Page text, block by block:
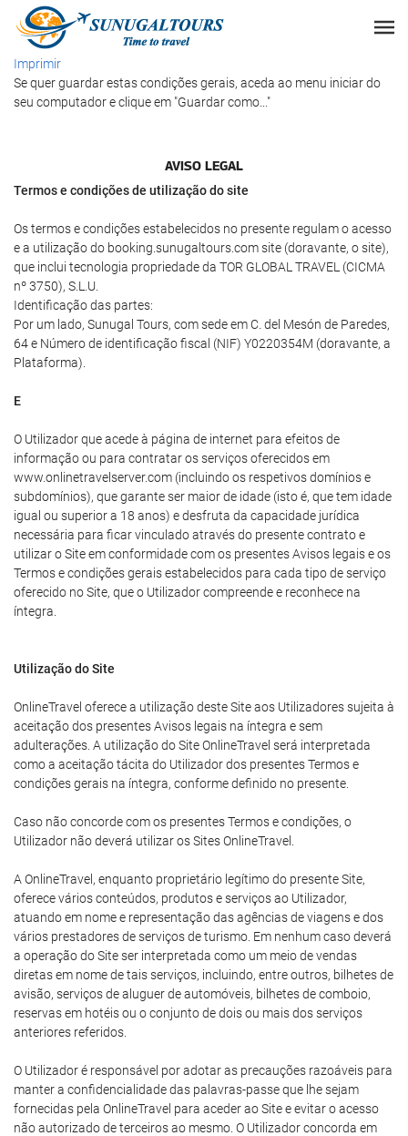
Imprimir
Se quer guardar estas condições gerais, aceda ao menu iniciar do
seu computador e clique em "Guardar como..."
AVISO LEGAL
Termos e condições de utilização do site
Os termos e condições estabelecidos no presente regulam o acesso
e a utilização do booking.sunugaltours.com site (doravante, o site),
que inclui tecnologia propriedade da TOR GLOBAL TRAVEL (CICMA
nº 3750), S.L.U.
Identificação das partes:
Por um lado, Sunugal Tours, com sede em C. del Mesón de Paredes,
64 e Número de identificação fiscal (NIF) Y0220354M (doravante, a
Plataforma).
E
O Utilizador que acede à página de internet para efeitos de
informação ou para contratar os serviços oferecidos em
www.onlinetravelserver.com (incluindo os respetivos domínios e
subdomínios), que garante ser maior de idade (isto é, que tem idade
igual ou superior a 18 anos) e desfruta da capacidade jurídica
necessária para ficar vinculado através do presente contrato e
utilizar o Site em conformidade com os presentes Avisos legais e os
Termos e condições gerais estabelecidos para cada tipo de serviço
oferecido no Site, que o Utilizador compreende e reconhece na
íntegra.
Utilização do Site
OnlineTravel oferece a utilização deste Site aos Utilizadores sujeita à
aceitação dos presentes Avisos legais na íntegra e sem
adulterações. A utilização do Site OnlineTravel será interpretada
como a aceitação tácita do Utilizador dos presentes Termos e
condições gerais na íntegra, conforme definido no presente.
Caso não concorde com os presentes Termos e condições, o
Utilizador não deverá utilizar os Sites OnlineTravel.
A OnlineTravel, enquanto proprietário legítimo do presente Site,
oferece vários conteúdos, produtos e serviços ao Utilizador,
atuando em nome e representação das agências de viagens e dos
vários prestadores de serviços de turismo. Em nenhum caso deverá
a operação do Site ser interpretada como um meio de vendas
diretas em nome de tais serviços, incluindo, entre outros, bilhetes de
avisão, serviços de aluguer de automóveis, bilhetes de comboio,
reservas em hotéis ou o conjunto de dois ou mais dos serviços
anteriores referidos.
O Utilizador é responsável por adotar as precauções razoáveis para
manter a confidencialidade das palavras-passe que lhe sejam
fornecidas pela OnlineTravel para aceder ao Site e evitar o acesso
não autorizado de terceiros ao mesmo. O Utilizador concorda em